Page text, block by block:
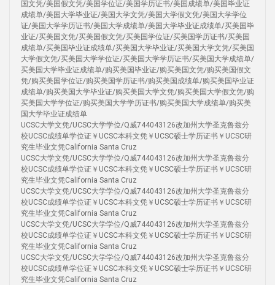
国文凭/美国假文凭/美国学位证/美国学历证书/美国成绩单/美国毕业证
成绩单/美国大学毕业证/美国大学文凭/美国大学假文凭/美国大学学位
证/美国大学学历证书/美国大学成绩单/美国大学毕业证成绩单/买美国毕
业证/买美国文凭/买美国假文凭/买美国学位证/买美国学历证书/买美国
成绩单/买美国毕业证成绩单/买美国大学毕业证/买美国大学文凭/买美国
大学假文凭/买美国大学学位证/买美国大学学历证书/买美国大学成绩单/
买美国大学毕业证成绩单/购买美国毕业证/购买美国文凭/购买美国假文
凭/购买美国学位证/购买美国学历证书/购买美国成绩单/购买美国毕业证
成绩单/购买美国大学毕业证/购买美国大学文凭/购买美国大学假文凭/购
买美国大学学位证/购买美国大学学历证书/购买美国大学成绩单/购买美
国大学毕业证成绩单
UCSC大学文凭/UCSC大学学位/Q威744043126改加州大学圣克鲁兹分
校UCSC成绩单学位证￥UCSC本科文凭￥UCSC硕士学历证书￥UCSC研
究生毕业文凭California Santa Cruz
UCSC大学文凭/UCSC大学学位/Q威744043126改加州大学圣克鲁兹分
校UCSC成绩单学位证￥UCSC本科文凭￥UCSC硕士学历证书￥UCSC研
究生毕业文凭California Santa Cruz
UCSC大学文凭/UCSC大学学位/Q威744043126改加州大学圣克鲁兹分
校UCSC成绩单学位证￥UCSC本科文凭￥UCSC硕士学历证书￥UCSC研
究生毕业文凭California Santa Cruz
UCSC大学文凭/UCSC大学学位/Q威744043126改加州大学圣克鲁兹分
校UCSC成绩单学位证￥UCSC本科文凭￥UCSC硕士学历证书￥UCSC研
究生毕业文凭California Santa Cruz
UCSC大学文凭/UCSC大学学位/Q威744043126改加州大学圣克鲁兹分
校UCSC成绩单学位证￥UCSC本科文凭￥UCSC硕士学历证书￥UCSC研
究生毕业文凭California Santa Cruz